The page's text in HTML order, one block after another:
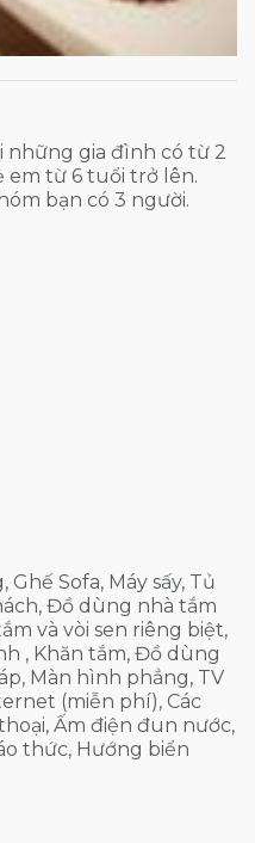
những gia đình có từ 2
em từ 6 tuổi trở lên.
bạn có 3 người.
Sofa, Máy sấy, Tủ
Đồ dùng nhà tắm
và vòi sen riêng biệt,
, Khăn tắm, Đồ dùng
Màn hình phẳng, TV
(miễn phí), Các
Ấm điện đun nước,
thức, Hướng biển